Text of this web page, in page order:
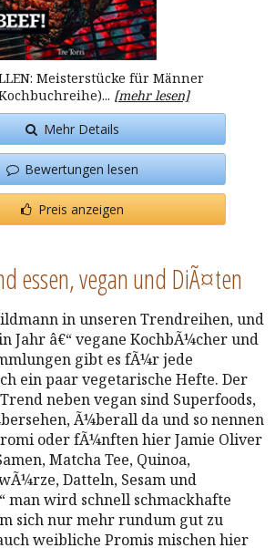
Meisterstücke für Männer
[mehr lesen]
Mehr Details
Bewertungen lesen
Preis anzeigen
essen, vegan und DiÃ¤ten
in unseren Trendreihen, und
Jahr â€“ vegane KochbÃ¼cher und
gibt es fÃ¼r jede
ein paar vegetarische Hefte. Der
neben vegan sind Superfoods,
Ã¼berall da und so nennen
oder fÃ¼nften hier Jamie Oliver
Matcha Tee, Quinoa,
Datteln, Sesam und
man wird schnell schmackhafte
sich nur mehr rundum gut zu
weibliche Promis mischen hier